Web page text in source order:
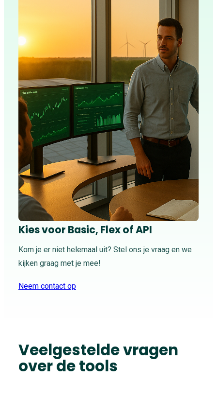
Kies voor Basic, Flex of API
Kom je er niet helemaal uit? Stel ons je vraag en we
kijken graag met je mee!
Neem contact op
Veelgestelde vragen
over de tools